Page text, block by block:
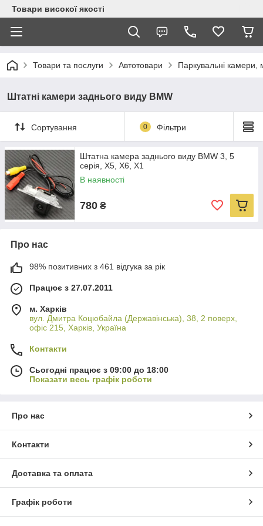
Товари високої якості
Товари та послуги Автотовари Паркувальні камери,
Штатні камери заднього виду BMW
Сортування 0 Фільтри
Штатна камера заднього виду BMW 3, 5
серія, X5, X6, X1
В наявності
780 ₴
Про нас
98% позитивних з 461 відгука за рік
Працює з 27.07.2011
м. Харків
вул. Дмитра Коцюбайла (Державінська), 38, 2 поверх,
офіс 215, Харків, Україна
Контакти
Сьогодні працює з 09:00 до 18:00
Показати весь графік роботи
Про нас
Контакти
Доставка та оплата
Графік роботи